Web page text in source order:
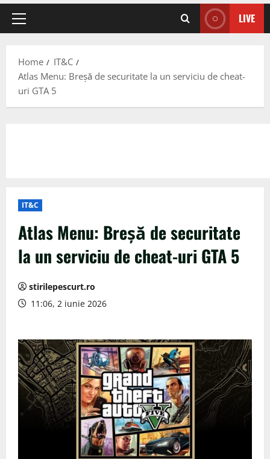
Primary
LIVE
Home
IT&C
Atlas Menu: Breșă de securitate la un serviciu de cheat-
uri GTA 5
IT&C
Atlas Menu: Breșă de securitate
la un serviciu de cheat-uri GTA 5
stirilepescurt.ro
11:06, 2 iunie 2026